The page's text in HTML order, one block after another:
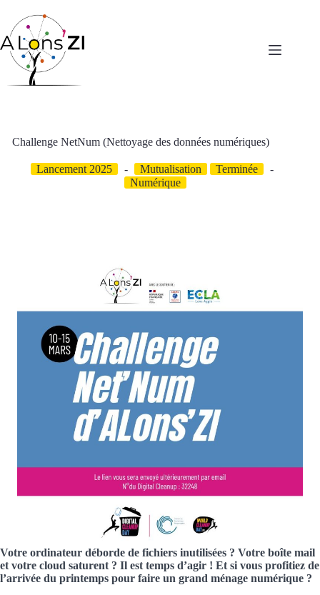
contenu
Challenge NetNum (Nettoyage des données numériques)
Lancement 2025 Mutualisation
Terminée
Numérique
Votre ordinateur déborde de fichiers inutilisées ? Votre boîte mail
et votre cloud saturent ? Il est temps d’agir ! Et si vous profitiez de
l’arrivée du printemps pour faire un grand ménage numérique ?